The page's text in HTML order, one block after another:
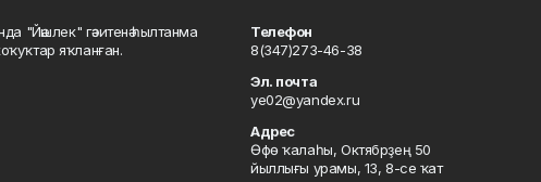
"Йәшлек" гәзитенә һылтанма
яҡланған.
Телефон
8(347)273-46-38
Эл. почта
ye02@yandex.ru
Адрес
Өфө ҡалаһы, Октябрҙең 50
йыллығы урамы, 13, 8-се ҡат